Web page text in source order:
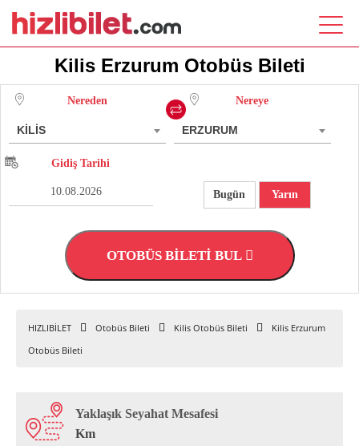
Kilis Erzurum Otobüs Bileti
Nereden
KİLİS
Nereye
ERZURUM
Gidiş Tarihi
Bugün Yarın
OTOBÜS BİLETİ BUL
HIZLIBİLET Otobüs Bileti Kilis Otobüs Bileti
Kilis Erzurum
Otobüs Bileti
Yaklaşık Seyahat Mesafesi
Km